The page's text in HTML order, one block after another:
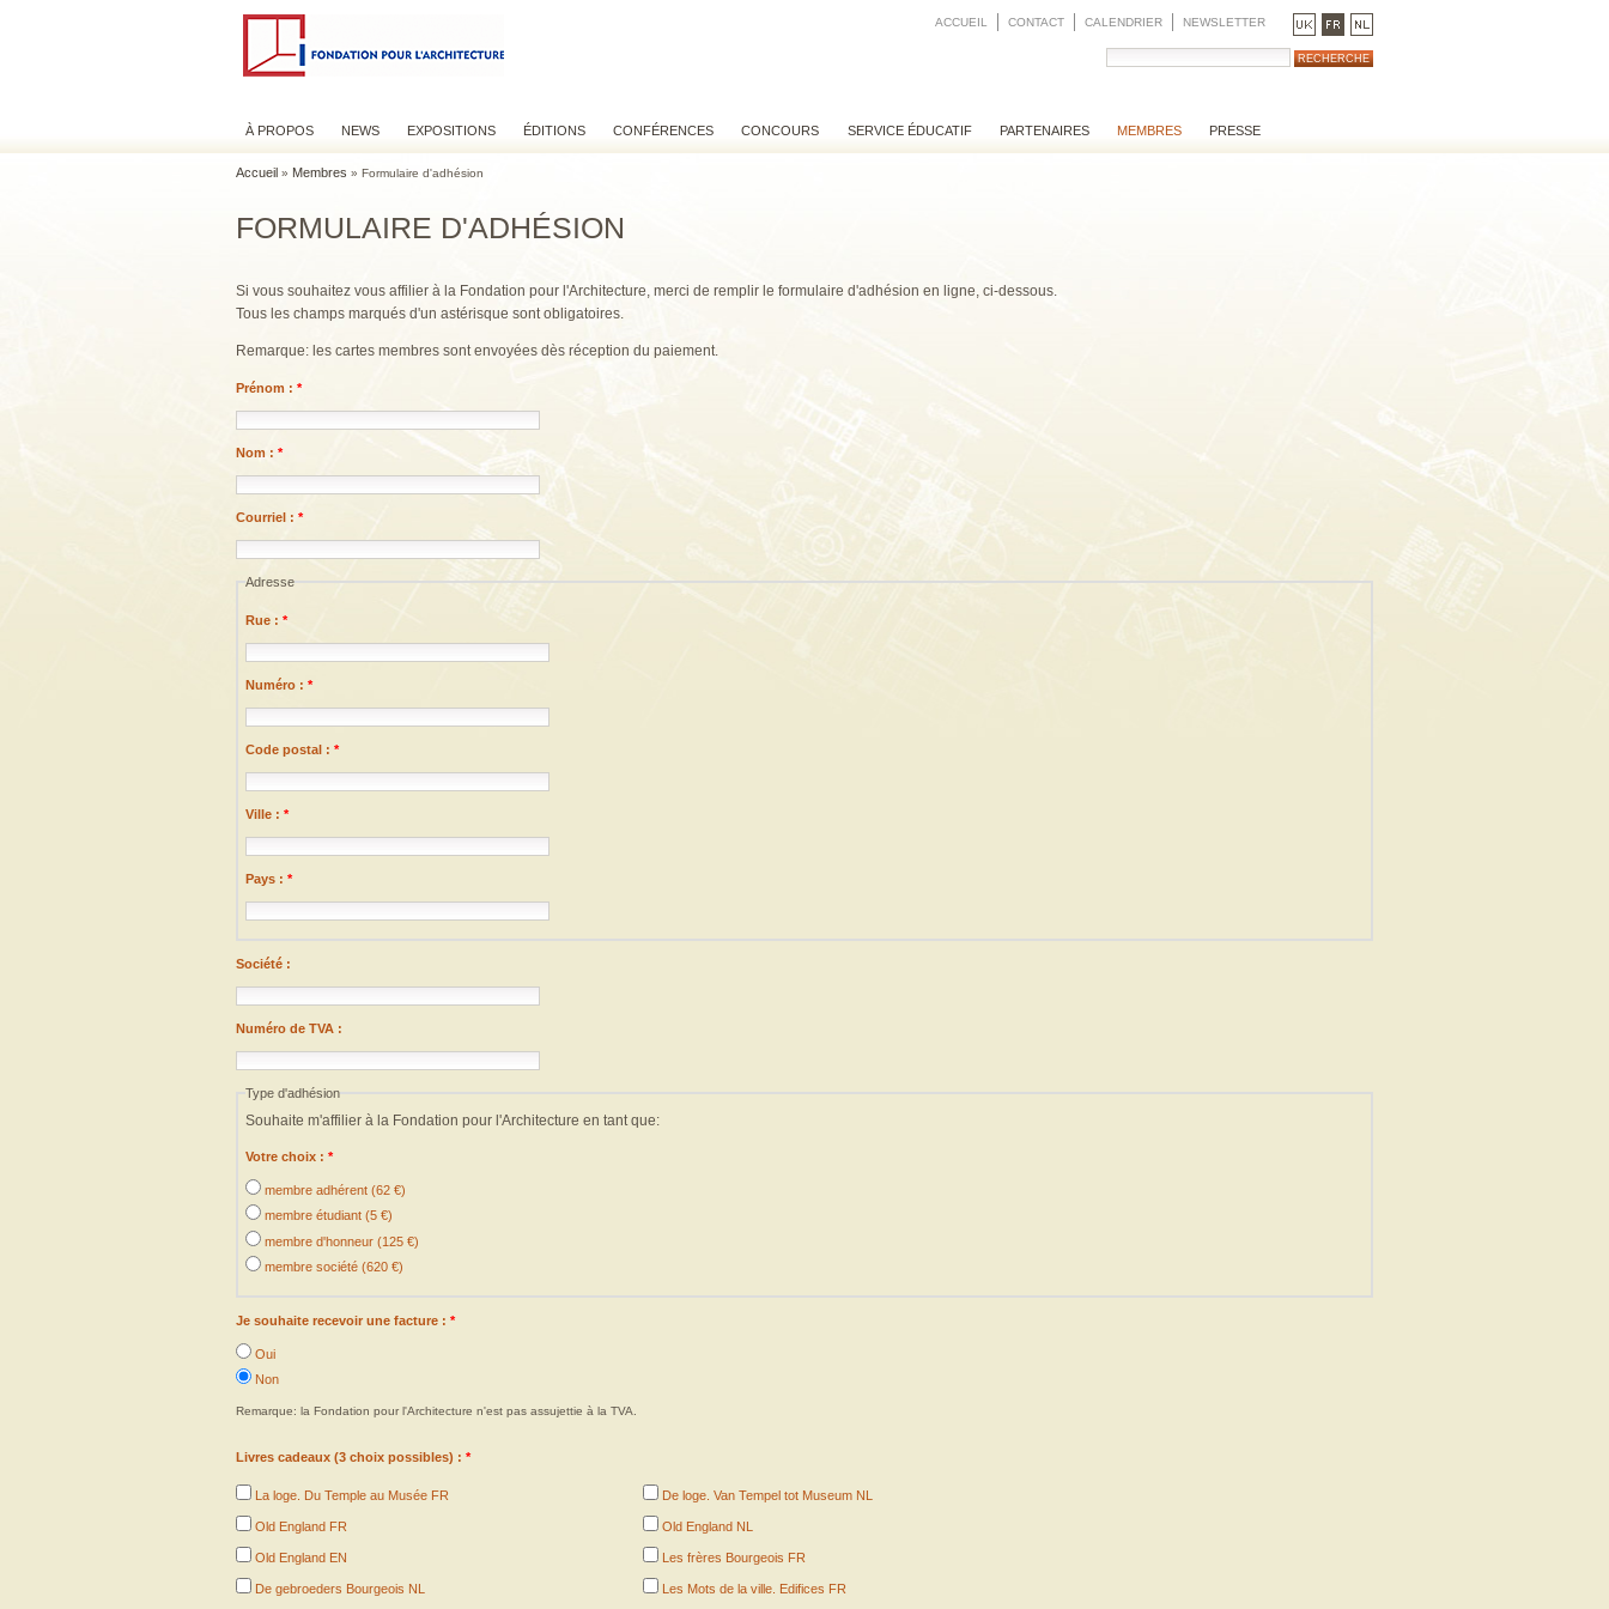
ACCUEIL CONTACT CALENDRIER NEWSLETTER
À PROPOS NEWS EXPOSITIONS ÉDITIONS CONFÉRENCES CONCOURS SERVICE ÉDUCATIF PARTENAIRES MEMBRES PRESSE
Accueil » Membres » Formulaire d'adhésion
FORMULAIRE D'ADHÉSION
Si vous souhaitez vous affilier à la Fondation pour l'Architecture, merci de remplir le formulaire d'adhésion en ligne, ci-dessous.
Tous les champs marqués d'un astérisque sont obligatoires.
Remarque: les cartes membres sont envoyées dès réception du paiement.
Prénom : *
Nom : *
Courriel : *
Adresse
Rue : *
Numéro : *
Code postal : *
Ville : *
Pays : *
Société :
Numéro de TVA :
Type d'adhésion
Souhaite m'affilier à la Fondation pour l'Architecture en tant que:
Votre choix : *
membre adhérent (62 €)
membre étudiant (5 €)
membre d'honneur (125 €)
membre société (620 €)
Je souhaite recevoir une facture : *
Oui
Non
Remarque: la Fondation pour l'Architecture n'est pas assujettie à la TVA.
Livres cadeaux (3 choix possibles) : *
La loge. Du Temple au Musée FR De loge. Van Tempel tot Museum NL
Old England FR Old England NL
Old England EN Les frères Bourgeois FR
De gebroeders Bourgeois NL Les Mots de la ville. Edifices FR